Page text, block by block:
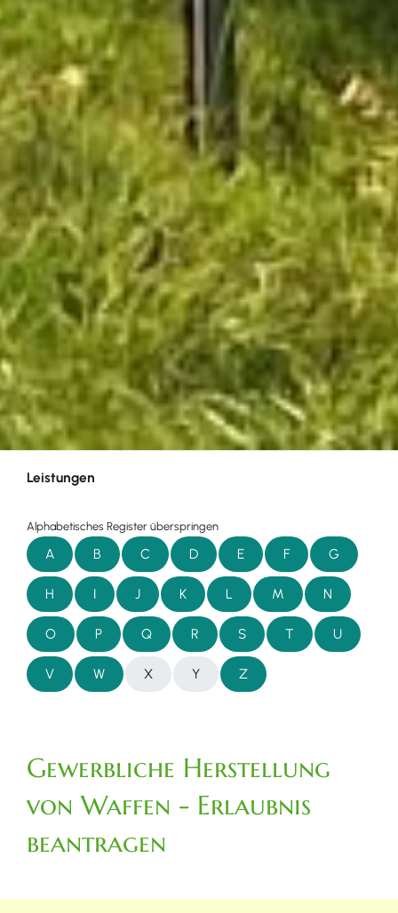
Leistungen
Alphabetisches Register überspringen
A B C D E F G
H I J K L M N
O P Q R S T U
V W X Y Z
Gewerbliche Herstellung
von Waffen - Erlaubnis
beantragen